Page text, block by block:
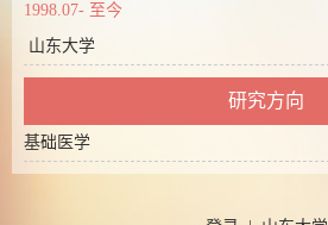
1998.07- 至今
山东大学
研究方向
基础医学